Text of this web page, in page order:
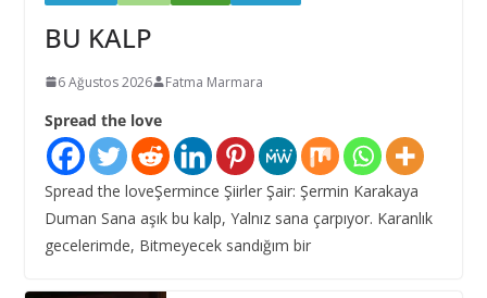
BU KALP
6 Ağustos 2026 Fatma Marmara
Spread the love
Spread the loveŞermince Şiirler Şair: Şermin Karakaya
Duman Sana aşık bu kalp, Yalnız sana çarpıyor. Karanlık
gecelerimde, Bitmeyecek sandığım bir